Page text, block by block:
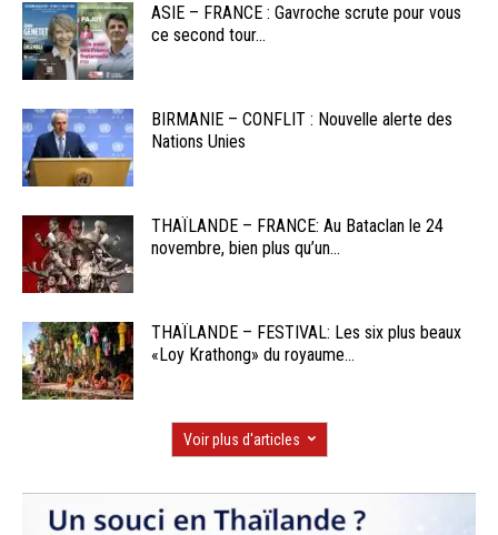
ASIE – FRANCE : Gavroche scrute pour vous
ce second tour...
BIRMANIE – CONFLIT : Nouvelle alerte des
Nations Unies
THAÏLANDE – FRANCE: Au Bataclan le 24
novembre, bien plus qu’un...
THAÏLANDE – FESTIVAL: Les six plus beaux
«Loy Krathong» du royaume...
Voir plus d'articles